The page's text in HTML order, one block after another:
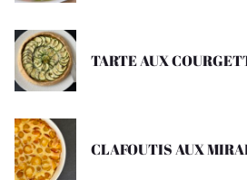
TARTE AUX
CLAFOUTIS AUX